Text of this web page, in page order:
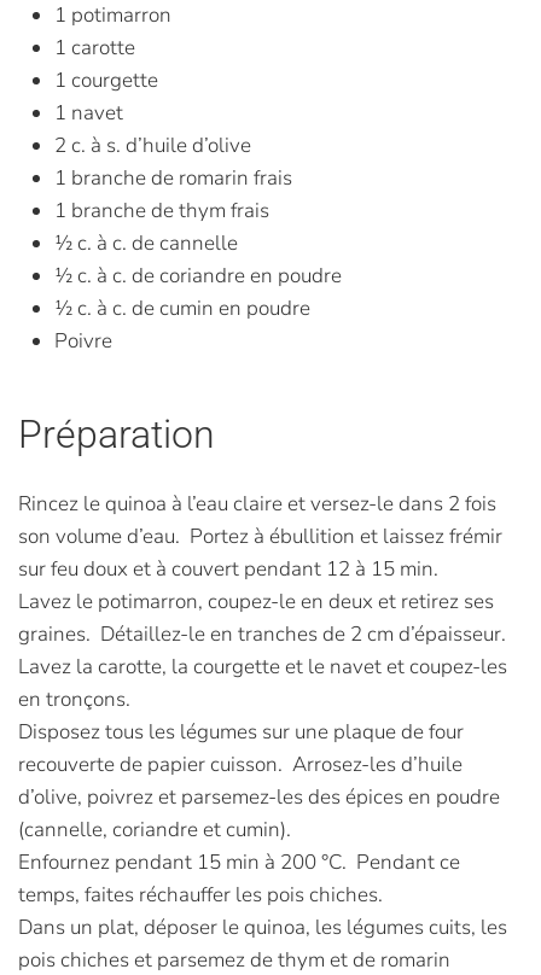
1 potimarron
1 carotte
1 courgette
1 navet
2 c. à s. d’huile d’olive
1 branche de romarin frais
1 branche de thym frais
1⁄2 c. à c. de cannelle
1⁄2 c. à c. de coriandre en poudre
1⁄2 c. à c. de cumin en poudre
Poivre
Préparation
Rincez le quinoa à l’eau claire et versez-le dans 2 fois
son volume d’eau. Portez à ébullition et laissez frémir
sur feu doux et à couvert pendant 12 à 15 min.
Lavez le potimarron, coupez-le en deux et retirez ses
graines. Détaillez-le en tranches de 2 cm d’épaisseur.
Lavez la carotte, la courgette et le navet et coupez-les
en tronçons.
Disposez tous les légumes sur une plaque de four
recouverte de papier cuisson. Arrosez-les d’huile
d’olive, poivrez et parsemez-les des épices en poudre
(cannelle, coriandre et cumin).
Enfournez pendant 15 min à 200 °C. Pendant ce
temps, faites réchauffer les pois chiches.
Dans un plat, déposer le quinoa, les légumes cuits, les
pois chiches et parsemez de thym et de romarin